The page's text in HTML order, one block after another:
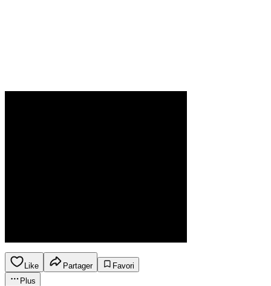
Like Partager
Favori
Plus